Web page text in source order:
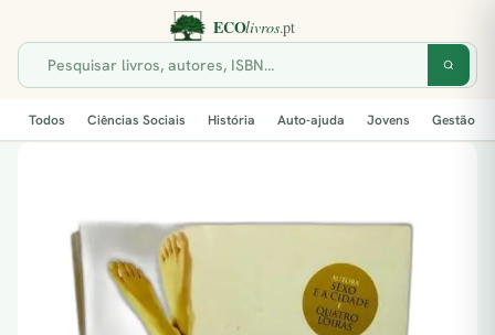
Todos Ciências Sociais História Auto-ajuda Jovens Gestão